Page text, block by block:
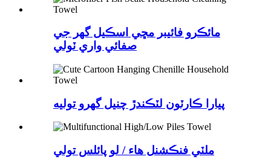
مائڪرو فائيبر مڇي اسڪيل گھر جي
صفائي واري ٽولي
پيارا ڪارٽون لٽڪندڙ چنيل گهرو توليه
ملٽي فنڪشنل هاء / لو پائلس تولي